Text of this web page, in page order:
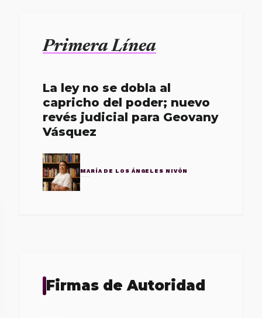
Primera Línea
La ley no se dobla al
capricho del poder; nuevo
revés judicial para Geovany
Vásquez
MARÍA DE LOS ÁNGELES NIVÓN
Firmas de Autoridad